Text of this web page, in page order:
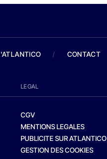
/ CONTACT
LEGAL
CGV
MENTIONS LEGALES
PUBLICITE SUR ATLANTICO
GESTION DES COOKIES